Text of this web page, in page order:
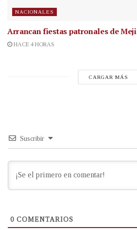
NACIONALES
Arrancan fiestas patronales de
HACE 4 HORAS
CARGAR MÁS
Suscribir
0 COMENTARIOS